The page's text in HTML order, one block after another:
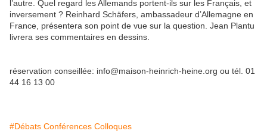
l’autre. Quel regard les Allemands portent-ils sur les Français, et
inversement ? Reinhard Schäfers, ambassadeur d’Allemagne en
France, présentera son point de vue sur la question. Jean Plantu
livrera ses commentaires en dessins.
réservation conseillée: info@maison-heinrich-heine.org ou tél. 01
44 16 13 00
#Débats Conférences Colloques